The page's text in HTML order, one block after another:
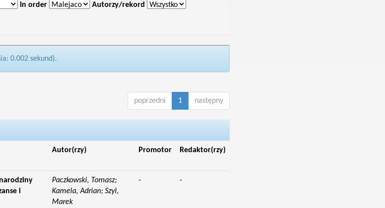
In order Autorzy/rekord
0.002 sekund).
poprzedni 1 następny
Autor(rzy) Promotor Redaktor(rzy)
i
Paczkowski, Tomasz;
Kamela, Adrian; Szyl,
Marek
- -